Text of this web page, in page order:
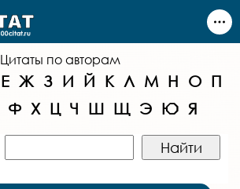
Цитаты по авторам
Е Ж З И Й К Л М Н О П
Ф Х Ц Ч Ш Щ Э Ю Я